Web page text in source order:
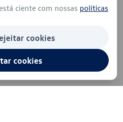
ciente com nossas políticas
cookies
cookies